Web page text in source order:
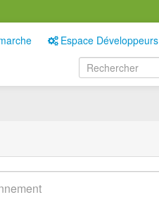
Espace Développeurs